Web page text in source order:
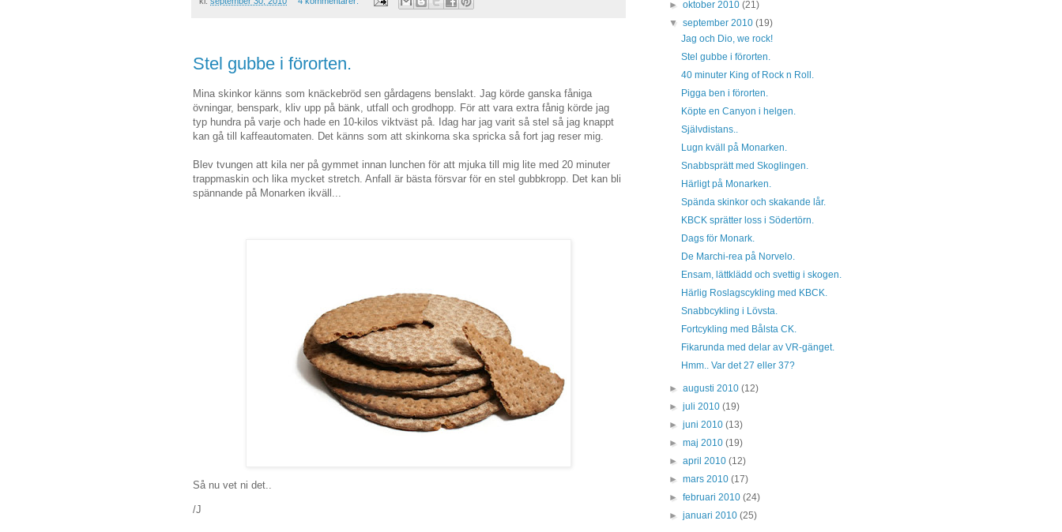
Stel gubbe i förorten.
Mina skinkor känns som knäckebröd sen gårdagens benslakt. Jag körde ganska fåniga
övningar, benspark, kliv upp på bänk, utfall och grodhopp. För att vara extra fånig körde jag
typ hundra på varje och hade en 10-kilos viktväst på. Idag har jag varit så stel så jag knappt
kan gå till kaffeautomaten. Det känns som att skinkorna ska spricka så fort jag reser mig.
Blev tvungen att kila ner på gymmet innan lunchen för att mjuka till mig lite med 20 minuter
trappmaskin och lika mycket stretch. Anfall är bästa försvar för en stel gubbkropp. Det kan bli
spännande på Monarken ikväll...
Så nu vet ni det..
/J
►oktober 2010(21)
▼september 2010(19)
Jag och Dio, we rock!
Stel gubbe i förorten.
40 minuter King of Rock n Roll.
Pigga ben i förorten.
Köpte en Canyon i helgen.
Självdistans..
Lugn kväll på Monarken.
Snabbsprätt med Skoglingen.
Härligt på Monarken.
Spända skinkor och skakande lår.
KBCK sprätter loss i Södertörn.
Dags för Monark.
De Marchi-rea på Norvelo.
Ensam, lättklädd och svettig i skogen.
Härlig Roslagscykling med KBCK.
Snabbcykling i Lövsta.
Fortcykling med Bålsta CK.
Fikarunda med delar av VR-gänget.
Hmm.. Var det 27 eller 37?
►augusti 2010(12)
►juli 2010(19)
►juni 2010(13)
►maj 2010(19)
►april 2010(12)
►mars 2010(17)
►februari 2010(24)
►januari 2010(25)